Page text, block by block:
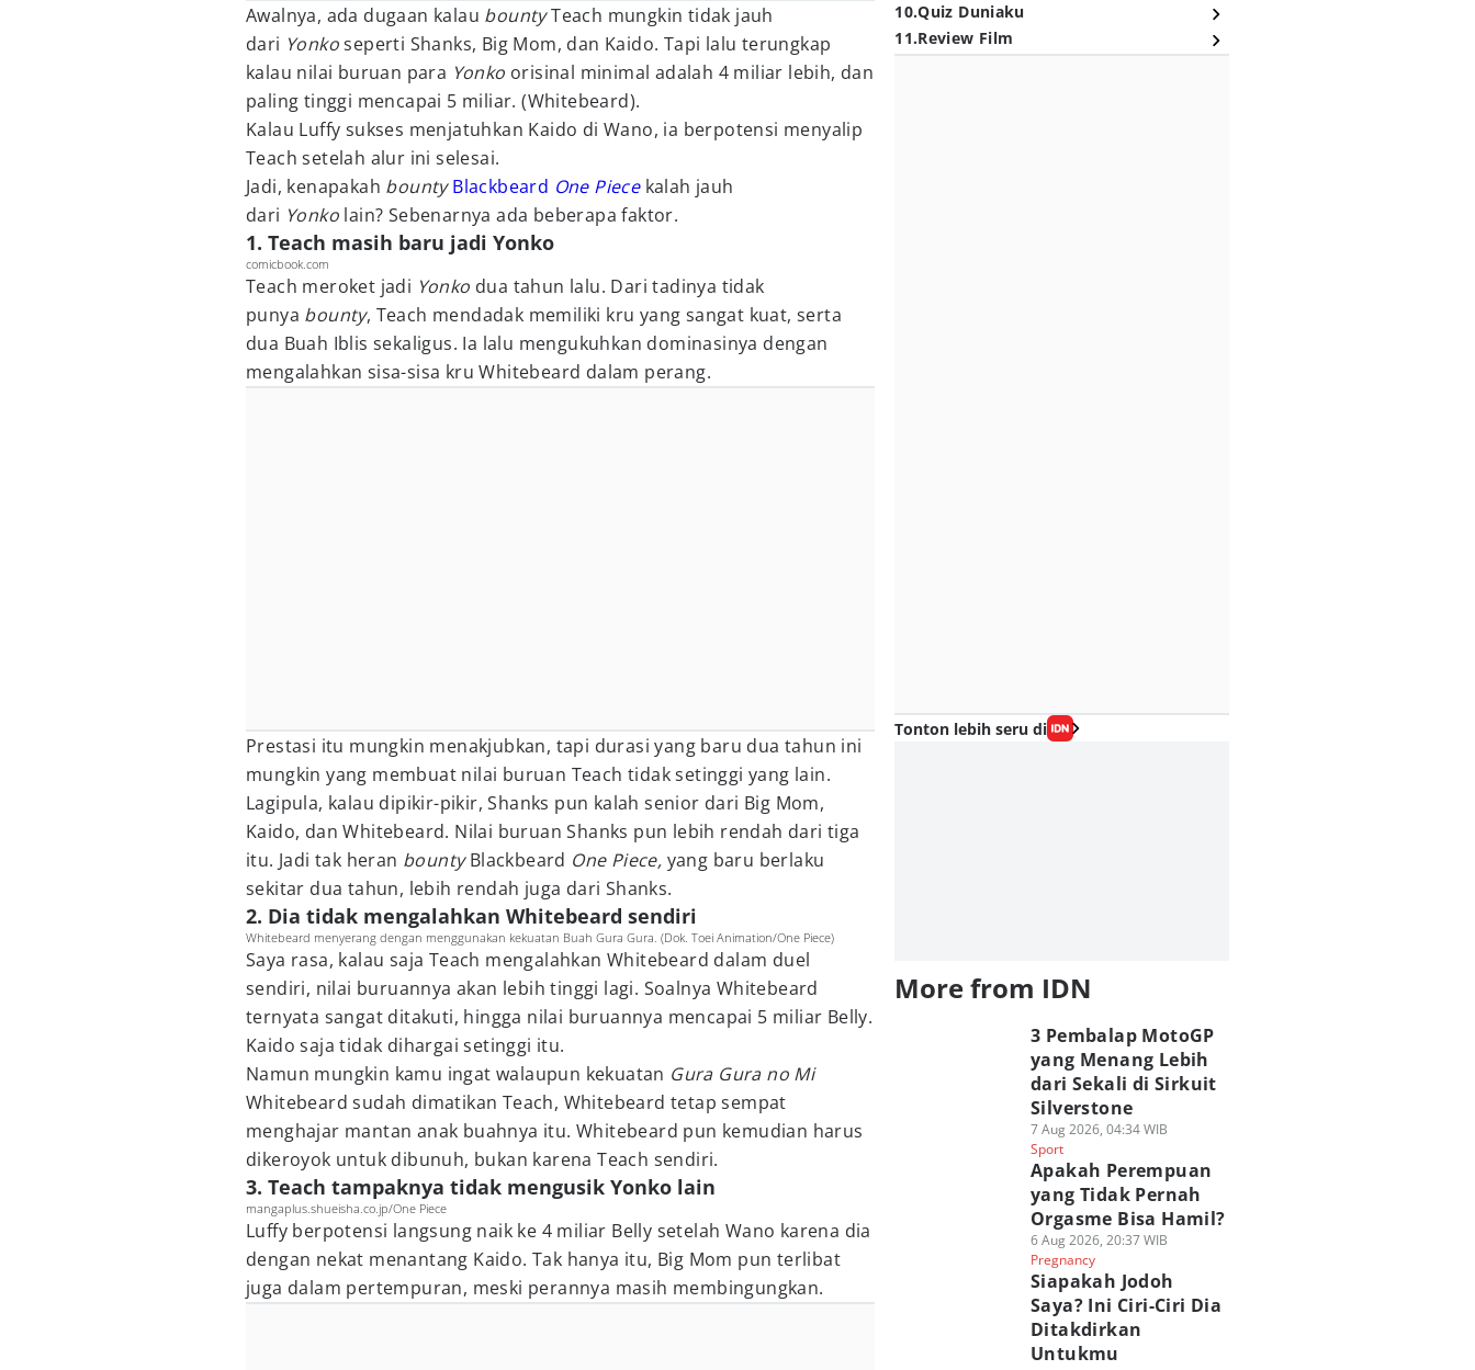
Awalnya, ada dugaan kalau bountyTeach mungkin tidak jauh
dari Yonkoseperti Shanks, Big Mom, dan Kaido. Tapi lalu terungkap
kalau nilai buruan para Yonko orisinal minimal adalah 4 miliar lebih, dan
paling tinggi mencapai 5 miliar. (Whitebeard).
Kalau Luffy sukses menjatuhkan Kaido di Wano, ia berpotensi menyalip
Teach setelah alur ini selesai.
Jadi, kenapakah bountyBlackbeard One Piece kalah jauh
dari Yonko lain? Sebenarnya ada beberapa faktor.
1. Teach masih baru jadi Yonko
comicbook.com
Teach meroket jadi Yonko dua tahun lalu. Dari tadinya tidak
punya bounty, Teach mendadak memiliki kru yang sangat kuat, serta
dua Buah Iblis sekaligus. Ia lalu mengukuhkan dominasinya dengan
mengalahkan sisa-sisa kru Whitebeard dalam perang.
Prestasi itu mungkin menakjubkan, tapi durasi yang baru dua tahun ini
mungkin yang membuat nilai buruan Teach tidak setinggi yang lain.
Lagipula, kalau dipikir-pikir, Shanks pun kalah senior dari Big Mom,
Kaido, dan Whitebeard. Nilai buruan Shanks pun lebih rendah dari tiga
itu. Jadi tak heran bountyBlackbeard One Piece, yang baru berlaku
sekitar dua tahun, lebih rendah juga dari Shanks.
2. Dia tidak mengalahkan Whitebeard sendiri
Whitebeard menyerang dengan menggunakan kekuatan Buah Gura Gura. (Dok. Toei Animation/One Piece)
Saya rasa, kalau saja Teach mengalahkan Whitebeard dalam duel
sendiri, nilai buruannya akan lebih tinggi lagi. Soalnya Whitebeard
ternyata sangat ditakuti, hingga nilai buruannya mencapai 5 miliar Belly.
Kaido saja tidak dihargai setinggi itu.
Namun mungkin kamu ingat walaupun kekuatan Gura Gura no Mi
Whitebeard sudah dimatikan Teach, Whitebeard tetap sempat
menghajar mantan anak buahnya itu. Whitebeard pun kemudian harus
dikeroyok untuk dibunuh, bukan karena Teach sendiri.
3. Teach tampaknya tidak mengusik Yonko lain
mangaplus.shueisha.co.jp/One Piece
Luffy berpotensi langsung naik ke 4 miliar Belly setelah Wano karena dia
dengan nekat menantang Kaido. Tak hanya itu, Big Mom pun terlibat
juga dalam pertempuran, meski perannya masih membingungkan.
10.Quiz Duniaku
11.Review Film
Tonton lebih seru di
More from IDN
3 Pembalap MotoGP
yang Menang Lebih
dari Sekali di Sirkuit
Silverstone
7 Aug 2026, 04:34 WIB
Sport
Apakah Perempuan
yang Tidak Pernah
Orgasme Bisa Hamil?
6 Aug 2026, 20:37 WIB
Pregnancy
Siapakah Jodoh
Saya? Ini Ciri-Ciri Dia
Ditakdirkan
Untukmu